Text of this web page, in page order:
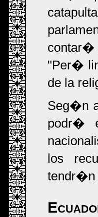
contar�
"Per�
de la
Seg�n
podr�
los
tendr�n